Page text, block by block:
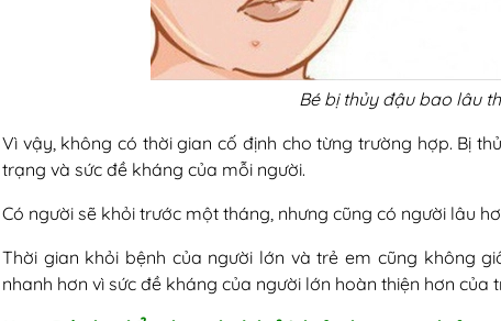
Bé bị thủy đậu bao lâu
Vì vậy, không có thời gian cố định cho từng trường hợp. Bị
trạng và sức đề kháng của mỗi người.
Có người sẽ khỏi trước một tháng, nhưng cũng có người lâu
Thời gian khỏi bệnh của người lớn và trẻ em cũng không
nhanh hơn vì sức đề kháng của người lớn hoàn thiện hơn của